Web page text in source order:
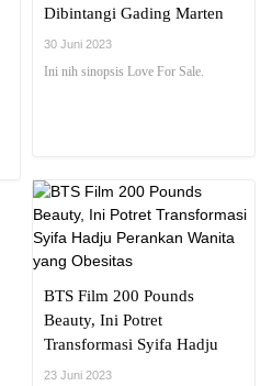
Dibintangi Gading Marten
30 Juni 2023
Ini nih sinopsis Love For Sale.
BTS Film 200 Pounds
Beauty, Ini Potret
Transformasi Syifa Hadju
Perankan Wanita yang
23 Juni 2023